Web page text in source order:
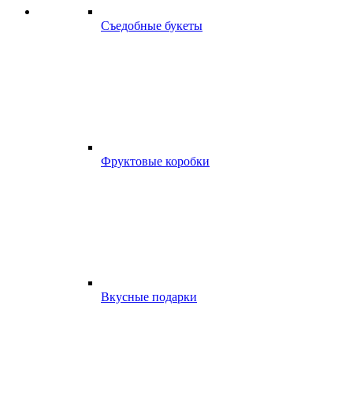
Съедобные букеты
Фруктовые коробки
Вкусные подарки